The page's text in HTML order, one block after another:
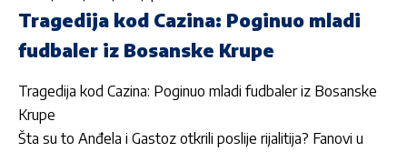
Tragedija kod Cazina: Poginuo mladi
fudbaler iz Bosanske Krupe
Tragedija kod Cazina: Poginuo mladi fudbaler iz Bosanske
Krupe
Šta su to Anđela i Gastoz otkrili poslije rijalitija? Fanovi u